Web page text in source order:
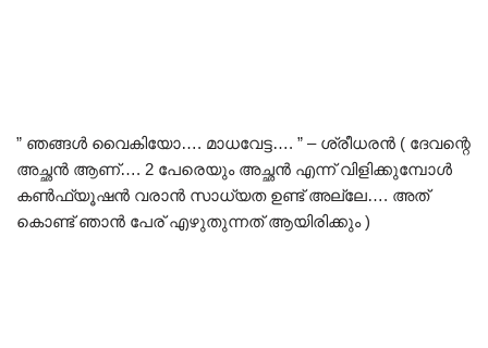
” ഞങ്ങൾ വൈകിയോ…. മാധവേട്ട…. ” – ശ്രീധരൻ ( ദേവന്റെ
അച്ഛൻ ആണ്…. 2 പേരെയും അച്ഛൻ എന്ന് വിളിക്കുമ്പോൾ
കൺഫ്യൂഷൻ വരാൻ സാധ്യത ഉണ്ട് അല്ലേ…. അത്
കൊണ്ട് ഞാൻ പേര് എഴുതുന്നത് ആയിരിക്കും )